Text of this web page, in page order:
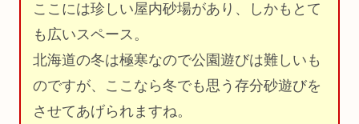
ここには珍しい屋内砂場があり、しかもとて
も広いスペース。
北海道の冬は極寒なので公園遊びは難しいも
のですが、ここなら冬でも思う存分砂遊びを
させてあげられますね。